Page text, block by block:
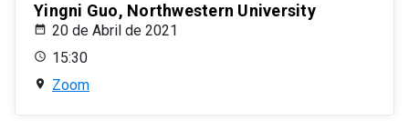
Yingni Guo, Northwestern University
20 de Abril de 2021
15:30
Zoom